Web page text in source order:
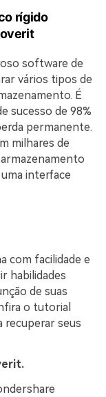
rígido
software de
vários tipos de
É
sucesso de 98%
permanente.
milhares de
interface
com facilidade e
habilidades
de suas
o tutorial
recuperar seus